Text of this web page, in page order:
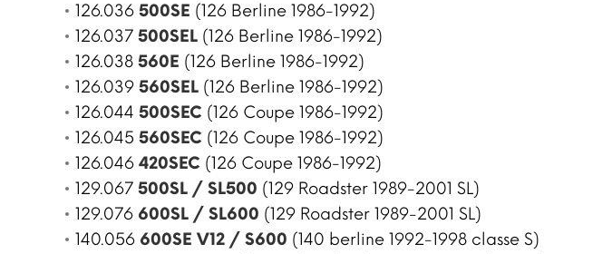
126.036 500SE (126 Berline 1986-1992)
126.037 500SEL (126 Berline 1986-1992)
126.038 560E (126 Berline 1986-1992)
126.039 560SEL (126 Berline 1986-1992)
126.044 500SEC (126 Coupe 1986-1992)
126.045 560SEC (126 Coupe 1986-1992)
126.046 420SEC (126 Coupe 1986-1992)
129.067 500SL / SL500 (129 Roadster 1989-2001 SL)
129.076 600SL / SL600 (129 Roadster 1989-2001 SL)
140.056 600SE V12 / S600 (140 berline 1992-1998 classe S)